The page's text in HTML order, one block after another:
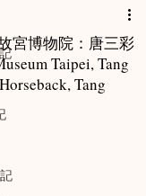
宮博物院：唐三彩
Taipei, Tang
Tang